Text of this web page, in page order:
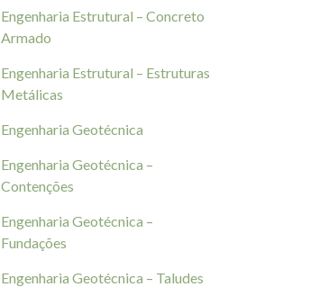
Engenharia Estrutural – Concreto
Armado
Engenharia Estrutural – Estruturas
Metálicas
Engenharia Geotécnica
Engenharia Geotécnica –
Contenções
Engenharia Geotécnica –
Fundações
Engenharia Geotécnica – Taludes